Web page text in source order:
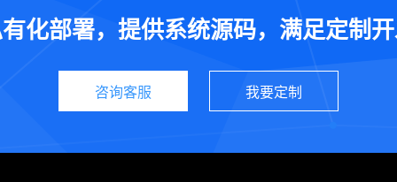
化部署，提供系统源码，满足定制
咨询客服 我要定制